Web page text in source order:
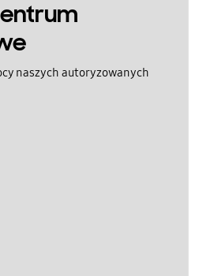
naszych autoryzowanych